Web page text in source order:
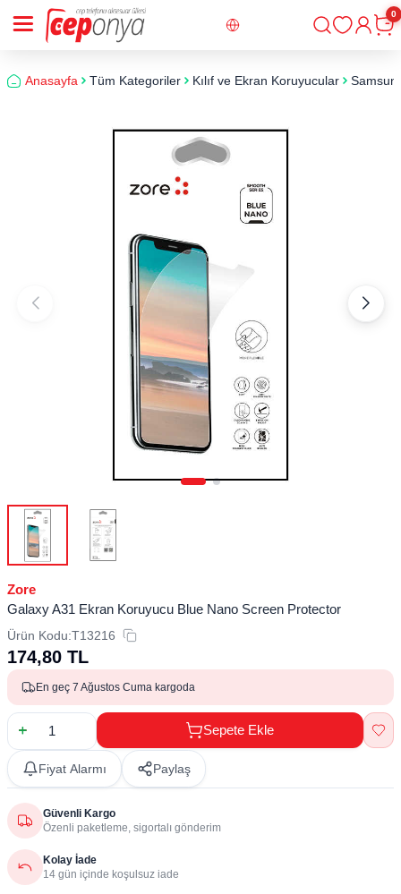
Giriş
0
Anasayfa Tüm Kategoriler Kılıf ve Ekran Koruyucular
Zore
Galaxy A31 Ekran Koruyucu Blue Nano Screen Protector
Ürün Kodu:T13216
174,80 TL
En geç 7 Ağustos Cuma kargoda
Sepete Ekle
Fiyat Alarmı Paylaş
Güvenli Kargo
Özenli paketleme, sigortalı gönderim
Kolay İade
14 gün içinde koşulsuz iade